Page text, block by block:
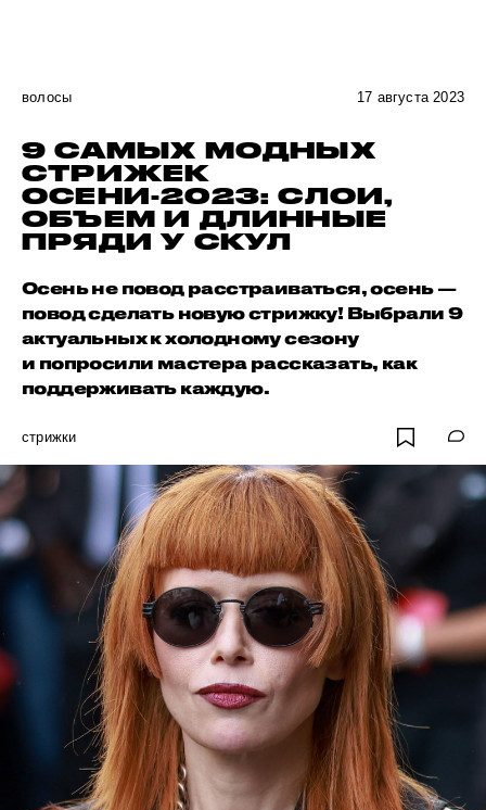
волосы 17 августа 2023
9 САМЫХ МОДНЫХ
СТРИЖЕК
ОСЕНИ-2023: СЛОИ,
ОБЪЕМ И ДЛИННЫЕ
ПРЯДИ У СКУЛ
Осень не повод расстраиваться, осень —
повод сделать новую стрижку! Выбрали 9
актуальных к холодному сезону
и попросили мастера рассказать, как
поддерживать каждую.
стрижки